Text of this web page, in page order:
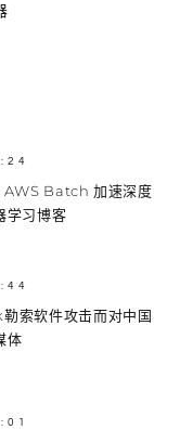
Batch 加速深度
学习博客
索软件攻击而对中国
体